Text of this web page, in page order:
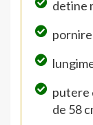
detine
putere
de 58